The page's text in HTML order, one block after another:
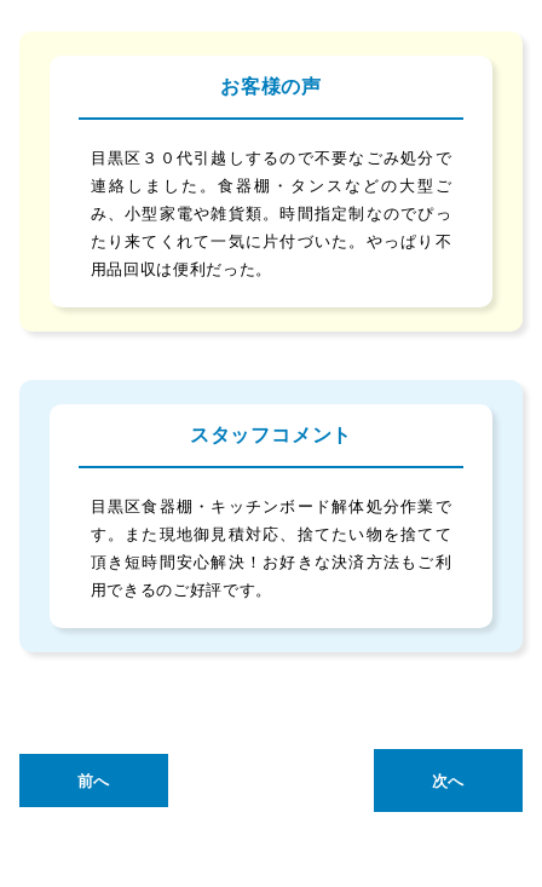
お客様の声
目黒区３０代引越しするので不要なごみ処分で
連絡しました。食器棚・タンスなどの大型ご
み、小型家電や雑貨類。時間指定制なのでぴっ
たり来てくれて一気に片付づいた。やっぱり不
用品回収は便利だった。
スタッフコメント
目黒区食器棚・キッチンボード解体処分作業で
す。また現地御見積対応、捨てたい物を捨てて
頂き短時間安心解決！お好きな決済方法もご利
用できるのご好評です。
前へ 次へ